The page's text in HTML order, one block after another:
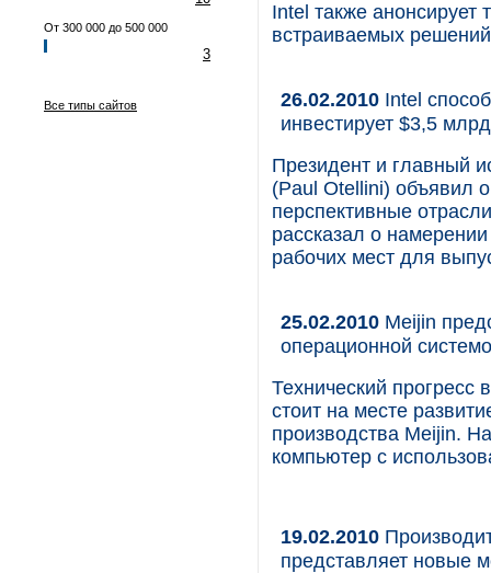
От 300 000 до 500 000
3
Все типы сайтов
Intel также
встраиваемых
26.02.2010 Intel
инвестирует $3,5 млрд
Президент и главный
(Paul Otellini) объявил
перспективные
рассказал о
рабочих мест для
25.02.2010 Meijin
операционной
Технический прогресс
стоит на месте
производства Meijin.
компьютер с
19.02.2010
представляет новые